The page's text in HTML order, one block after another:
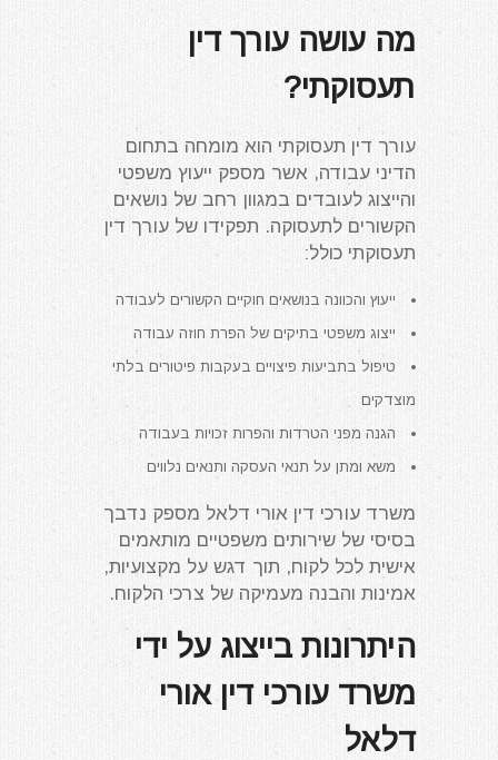
מה עושה עורך דין
תעסוקתי?
עורך דין תעסוקתי הוא מומחה בתחום
הדיני עבודה, אשר מספק ייעוץ משפטי
והייצוג לעובדים במגוון רחב של נושאים
הקשורים לתעסוקה. תפקידו של עורך דין
תעסוקתי כולל:
ייעוץ והכוונה בנושאים חוקיים הקשורים לעבודה
ייצוג משפטי בתיקים של הפרת חוזה עבודה
טיפול בתביעות פיצויים בעקבות פיטורים בלתי
מוצדקים
הגנה מפני הטרדות והפרות זכויות בעבודה
משא ומתן על תנאי העסקה ותנאים נלווים
משרד עורכי דין אורי דלאל מספק נדבך
בסיסי של שירותים משפטיים מותאמים
אישית לכל לקוח, תוך דגש על מקצועיות,
אמינות והבנה מעמיקה של צרכי הלקוח.
היתרונות בייצוג על ידי
משרד עורכי דין אורי
דלאל